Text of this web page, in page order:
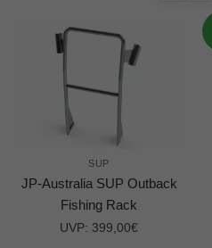
SUP
JP-Australia SUP Outback
Fishing Rack
UVP: 399,00€